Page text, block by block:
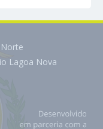
Lagoa Nova